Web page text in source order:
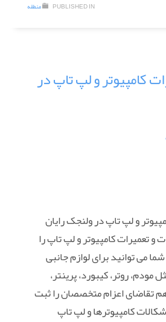
PUBLISHED IN منطقه
کامپیوتر و لپ تاپ در
و لپ تاپ در ولنجک رایان
و تعمیرات کامپیوتر و لپ تاپ را
می توانید برای لوازم جانبی
مودم، روتر، کیبورد، پرینتر،
تقاضای اعزام متخصصان را ثبت
کامپیوترها و لپ تاپ